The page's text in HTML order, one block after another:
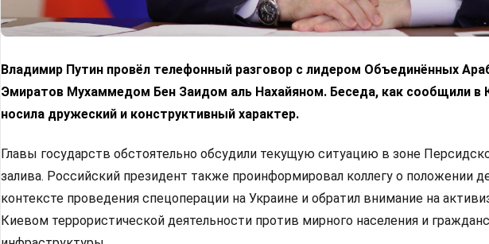
Владимир Путин провёл телефонный разговор с лидером Объединённых
Эмиратов Мухаммедом Бен Заидом аль Нахайяном. Беседа, как сообщили в
носила дружеский и конструктивный характер.
Главы государств обстоятельно обсудили текущую ситуацию в зоне
залива. Российский президент также проинформировал коллегу о положении
контексте проведения спецоперации на Украине и обратил внимание на
Киевом террористической деятельности против мирного населения и